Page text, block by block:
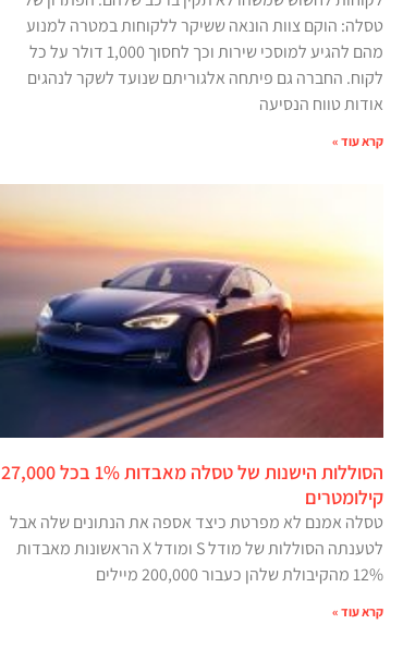
טסלה: הוקם צוות הונאה ששיקר ללקוחות במטרה למנוע
מהם להגיע למוסכי שירות וכך לחסוך 1,000 דולר על כל
לקוח. החברה גם פיתחה אלגוריתם שנועד לשקר לנהגים
אודות טווח הנסיעה
קרא עוד »
הסוללות הישנות של טסלה מאבדות 1% בכל 27,000
קילומטרים
טסלה אמנם לא מפרטת כיצד אספה את הנתונים שלה אבל
לטענתה הסוללות של מודל S ומודל X הראשונות מאבדות
12% מהקיבולת שלהן כעבור 200,000 מיילים
קרא עוד »